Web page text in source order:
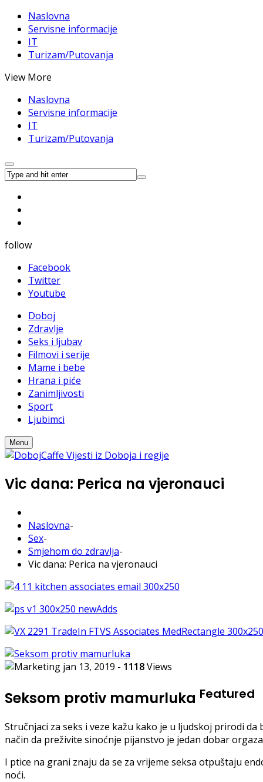
Naslovna
Servisne informacije
IT
Turizam/Putovanja
View More
Naslovna
Servisne informacije
IT
Turizam/Putovanja
follow
Facebook
Twitter
Youtube
Doboj
Zdravlje
Seks i ljubav
Filmovi i serije
Mame i bebe
Hrana i piće
Zanimljivosti
Sport
Ljubimci
Menu
Vic dana: Perica na vjeronauci
Naslovna-
Sex-
Smjehom do zdravlja-
Vic dana: Perica na vjeronauci
jan 13, 2019 - 1118Views
Seksom protiv mamurluka Featured
Stručnjaci za seks i veze kažu kako je u ljudskoj prirodi
način da preživite sinoćnje pijanstvo je jedan dobar
I ptice na grani znaju da se za vrijeme seksa otpuštaju
noći.